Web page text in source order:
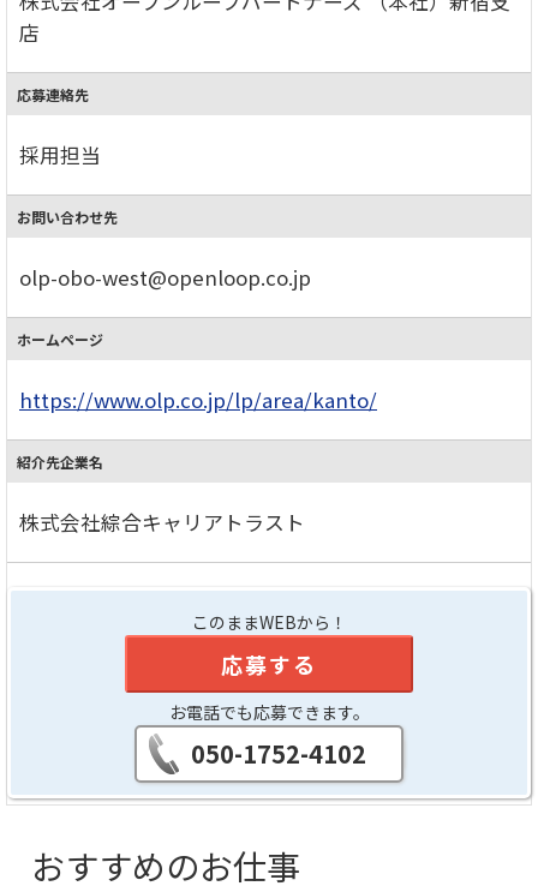
店
応募連絡先
採用担当
お問い合わせ先
olp-obo-west@openloop.co.jp
ホームページ
https://www.olp.co.jp/lp/area/kanto/
紹介先企業名
株式会社綜合キャリアトラスト
このままWEBから！
応募する
お電話でも応募できます。
050-1752-4102
おすすめのお仕事